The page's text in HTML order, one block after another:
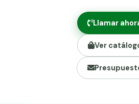
Abrazadera PVC malla H.
Grapa malla H.
Grapadora
Llamar
Ver